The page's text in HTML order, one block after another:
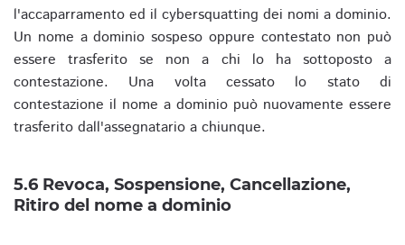
l'accaparramento ed il cybersquatting dei nomi a dominio.
Un nome a dominio sospeso oppure contestato non può
essere trasferito se non a chi lo ha sottoposto a
contestazione. Una volta cessato lo stato di
contestazione il nome a dominio può nuovamente essere
trasferito dall'assegnatario a chiunque.
5.6 Revoca, Sospensione, Cancellazione,
Ritiro del nome a dominio